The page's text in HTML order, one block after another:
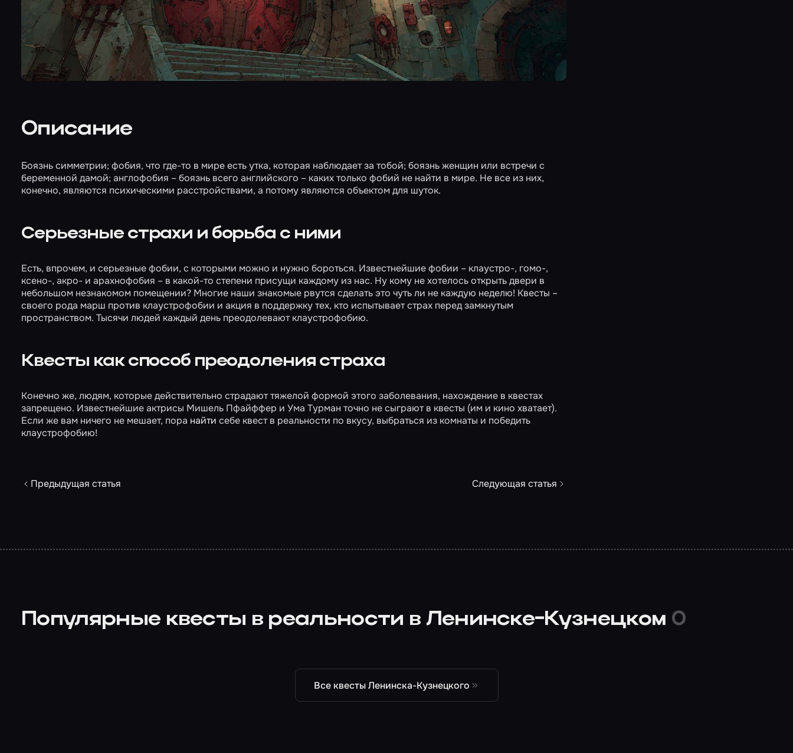
Описание
Боязнь симметрии; фобия, что где-то в мире есть утка, которая наблюдает за тобой; боязнь женщин или встречи с
беременной дамой; англофобия – боязнь всего английского – каких только фобий не найти в мире. Не все из них,
конечно, являются психическими расстройствами, а потому являются объектом для шуток.
Серьезные страхи и борьба с ними
Есть, впрочем, и серьезные фобии, с которыми можно и нужно бороться. Известнейшие фобии – клаустро-, гомо-,
ксено-, акро- и арахнофобия – в какой-то степени присущи каждому из нас. Ну кому не хотелось открыть двери в
небольшом незнакомом помещении? Многие наши знакомые рвутся сделать это чуть ли не каждую неделю! Квесты –
своего рода марш против клаустрофобии и акция в поддержку тех, кто испытывает страх перед замкнутым
пространством. Тысячи людей каждый день преодолевают клаустрофобию.
Квесты как способ преодоления страха
Конечно же, людям, которые действительно страдают тяжелой формой этого заболевания, нахождение в квестах
запрещено. Известнейшие актрисы Мишель Пфайффер и Ума Турман точно не сыграют в квесты (им и кино хватает).
Если же вам ничего не мешает, пора найти себе квест в реальности по вкусу, выбраться из комнаты и победить
клаустрофобию!
Предыдущая статья Следующая статья
Популярные квесты в реальности в Ленинске-Кузнецком 0
Все квесты Ленинска-Кузнецкого